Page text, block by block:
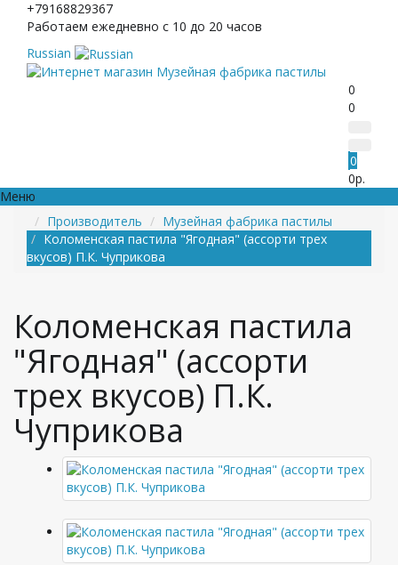
+79168829367
Работаем ежедневно с 10 до 20 часов
Russian
0
0
0
0р.
Меню
Производитель
Музейная фабрика пастилы
Коломенская пастила "Ягодная" (ассорти трех
вкусов) П.К. Чуприкова
Коломенская пастила
"Ягодная" (ассорти
трех вкусов) П.К.
Чуприкова